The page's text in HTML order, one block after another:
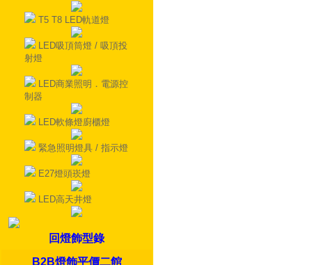
T5 T8 LED軌道燈
LED吸頂筒燈 / 吸頂投
射燈
LED商業照明．電源控
制器
LED軟條燈廚櫃燈
緊急照明燈具 / 指示燈
E27燈頭崁燈
LED高天井燈
回燈飾型錄
B2B燈飾平價二館